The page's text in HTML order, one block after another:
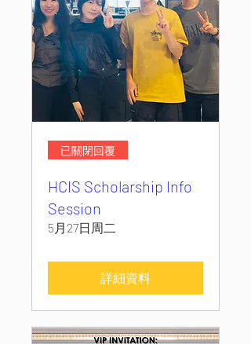
已關閉回覆
HCIS Scholarship Info
Session
5月27日周二
詳細資料